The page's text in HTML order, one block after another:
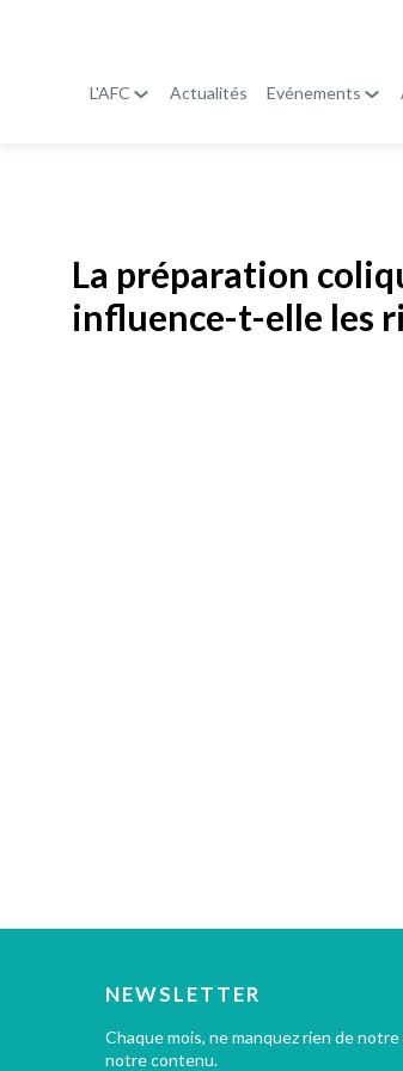
L'AFC Actualités Evénements
La préparation
influence-t-elle les
NEWSLETTER
Chaque mois, ne manquez rien de
notre contenu.